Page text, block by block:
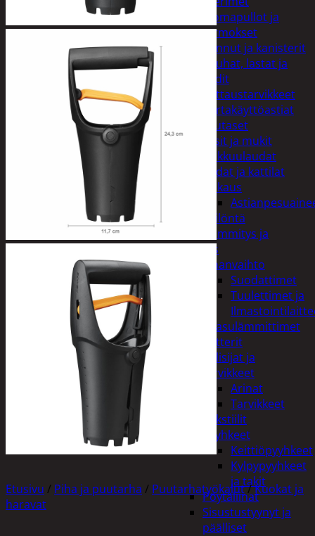
Juomapullot ja
termokset
Kannut ja kanisterit
Kauhat, lastat ja
sudit
Kattaustarvikkeet
Kertakäyttöastiat
Lautaset
Lasit ja mukit
Leikkuulaudat
Padat ja kattilat
Tiskaus
Säilöntä
Kodin lämmitys ja
tuuletus
Ilmanvaihto
Suodattimet
Tuulettimet ja
Kaasulämmittimet
Patterit
Tulisijat ja
tarvikkeet
Arinat
Tarvikkeet
Kodintekstiilit
Pyyhkeet
Keittiöpyyhkeet
Kylpypyyhkeet
ja takit
Pöytäliinat
Sisustustyynyt ja
päälliset
Etusivu / Piha ja puutarha / Puutarhatyökalut/Kuokat ja
haravat